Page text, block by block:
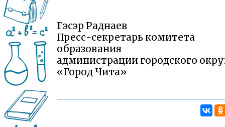
Гэсэр Раднаев
Пресс-секретарь комитета
образования
администрации городского
«Город Чита»